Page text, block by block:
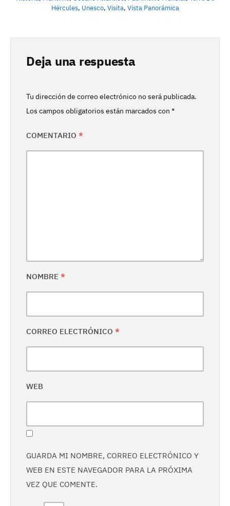
Hércules, Unesco, Visita, Vista Panorámica
Deja una respuesta
Tu dirección de correo electrónico no será publicada.
Los campos obligatorios están marcados con *
COMENTARIO *
NOMBRE *
CORREO ELECTRÓNICO *
WEB
GUARDA MI NOMBRE, CORREO ELECTRÓNICO Y
WEB EN ESTE NAVEGADOR PARA LA PRÓXIMA
VEZ QUE COMENTE.